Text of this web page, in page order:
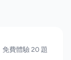
免費體驗 20 題